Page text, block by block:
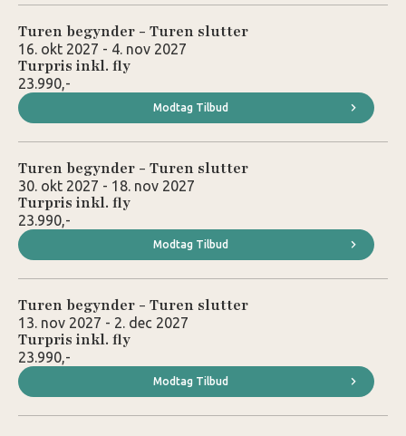
Turen begynder - Turen slutter
16. okt 2027 - 4. nov 2027
Turpris inkl. fly
23.990,-
Modtag Tilbud
Turen begynder - Turen slutter
30. okt 2027 - 18. nov 2027
Turpris inkl. fly
23.990,-
Modtag Tilbud
Turen begynder - Turen slutter
13. nov 2027 - 2. dec 2027
Turpris inkl. fly
23.990,-
Modtag Tilbud